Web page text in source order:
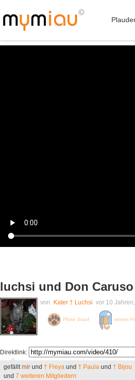
luchsi und Don
von Kater † Luchsi vor 10
Pfote drauf einem
Direktlink:
gefälltmir und † Freya und † Paula und † Bijou
und 7 weiteren Mitgliedern